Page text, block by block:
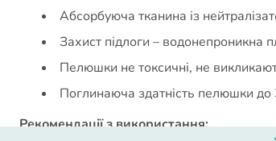
Абсорбуюча тканина із
Захист підлоги – водонепроникна
Пелюшки не токсичні, не
Поглинаюча здатність пелюшки до
Рекомендації з використання: